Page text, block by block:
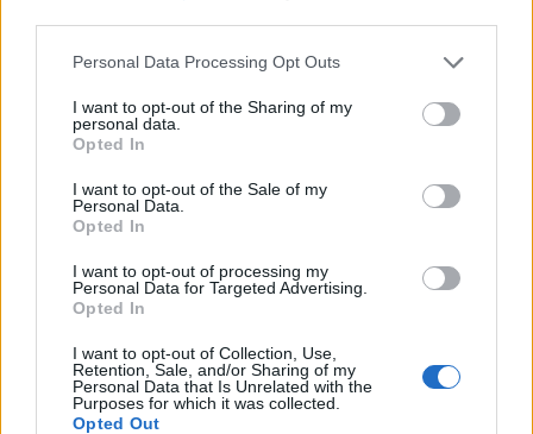
Please note that this website/app uses one or more Google
not limited to your visit or usage behaviour. You may click to
grant or deny consent to Google and its third-party tags to
use your data for below specified purposes in below Google
consent section.
Personal Data Processing Opt Outs
I want to opt-out of the Sharing of my
personal data.
Opted In
I want to opt-out of the Sale of my
Personal Data.
Opted In
I want to opt-out of processing my
Personal Data for Targeted Advertising.
Opted In
I want to opt-out of Collection, Use,
Retention, Sale, and/or Sharing of my
Personal Data that Is Unrelated with the
Purposes for which it was collected.
Opted Out
MAGYAR ÉPÍTŐK